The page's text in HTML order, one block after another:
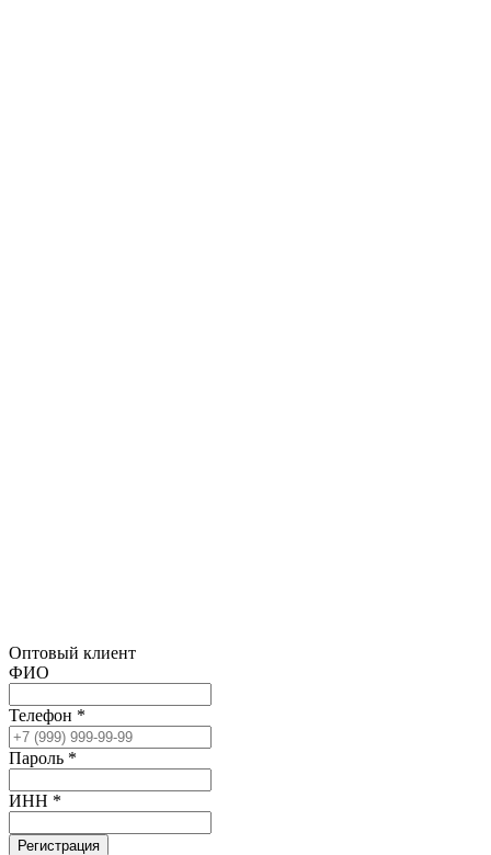
Оптовый клиент
ФИО
Телефон *
Пароль *
ИНН *
Регистрация